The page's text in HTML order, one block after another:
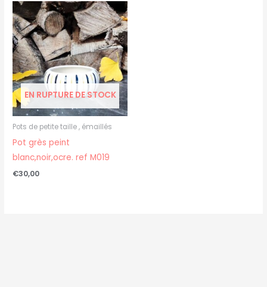
EN RUPTURE DE STOCK
Pots de petite taille , émaillés
Pot grès peint
blanc,noir,ocre. ref M019
€30,00